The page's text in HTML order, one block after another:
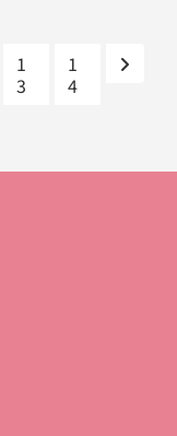
1
3
1
4